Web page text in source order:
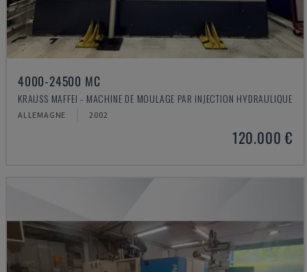
4000-24500 MC
KRAUSS MAFFEI - MACHINE DE MOULAGE PAR INJECTION HYDRAULIQUE
ALLEMAGNE 2002
120.000 €